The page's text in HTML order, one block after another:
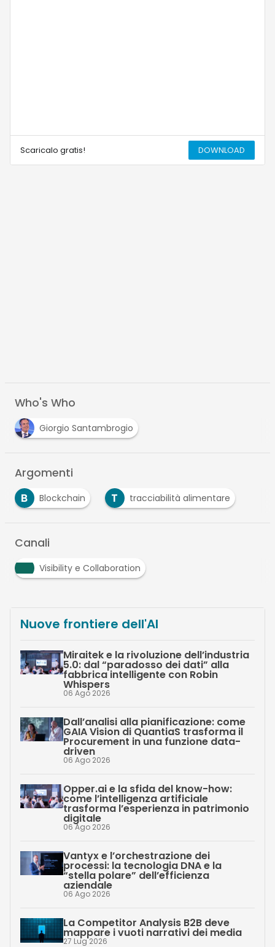
Scaricalo gratis! DOWNLOAD
Who's Who
Giorgio Santambrogio
Argomenti
B
Blockchain T tracciabilità alimentare
Canali
Visibility e Collaboration
Nuove frontiere dell'AI
Miraitek e la rivoluzione dell’industria
5.0: dal “paradosso dei dati” alla
fabbrica intelligente con Robin
Whispers
06 Ago 2026
Dall’analisi alla pianificazione: come
GAIA Vision di QuantiaS trasforma il
Procurement in una funzione data-
driven
06 Ago 2026
Opper.ai e la sfida del know-how:
come l’intelligenza artificiale
trasforma l’esperienza in patrimonio
digitale
06 Ago 2026
Vantyx e l’orchestrazione dei
processi: la tecnologia DNA e la
“stella polare” dell’efficienza
aziendale
06 Ago 2026
La Competitor Analysis B2B deve
mappare i vuoti narrativi dei media
27 Lug 2026